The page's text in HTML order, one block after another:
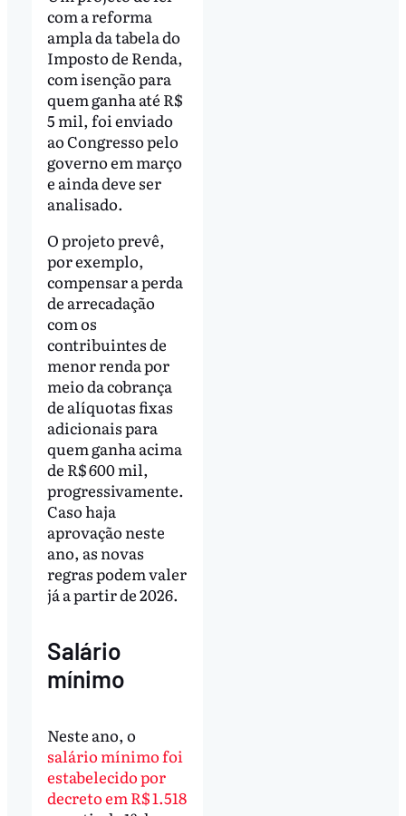
com a reforma
ampla da tabela do
Imposto de Renda,
com isenção para
quem ganha até R$
5 mil, foi enviado
ao Congresso pelo
governo em março
e ainda deve ser
analisado.
O projeto prevê,
por exemplo,
compensar a perda
de arrecadação
com os
contribuintes de
menor renda por
meio da cobrança
de alíquotas fixas
adicionais para
quem ganha acima
de R$ 600 mil,
progressivamente.
Caso haja
aprovação neste
ano, as novas
regras podem valer
já a partir de 2026.
Salário
mínimo
Neste ano, o
salário mínimo foi
estabelecido por
decreto em R$ 1.518